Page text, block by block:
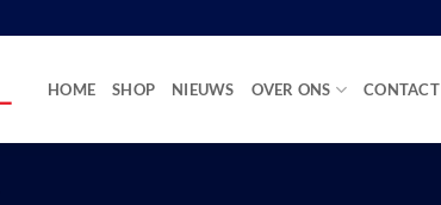
HOME SHOP NIEUWS OVER ONS CONTACT